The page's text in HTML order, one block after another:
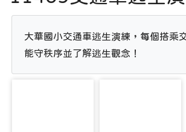
大華國小交通車逃生演練，每個搭乘
能守秩序並了解逃生觀念！